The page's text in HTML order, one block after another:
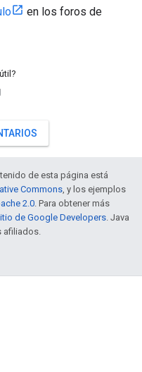
en los foros de
de esta página está
Commons, y los ejemplos
2.0. Para obtener más
de Google Developers. Java
afiliados.